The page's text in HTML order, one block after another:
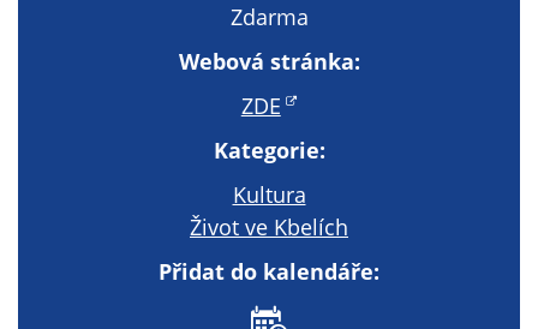
Zdarma
Webová stránka:
ZDE
Kategorie:
Kultura
Život ve Kbelích
Přidat do kalendáře:
využitím
našem webu. Z
technické
cookies
nemohou být